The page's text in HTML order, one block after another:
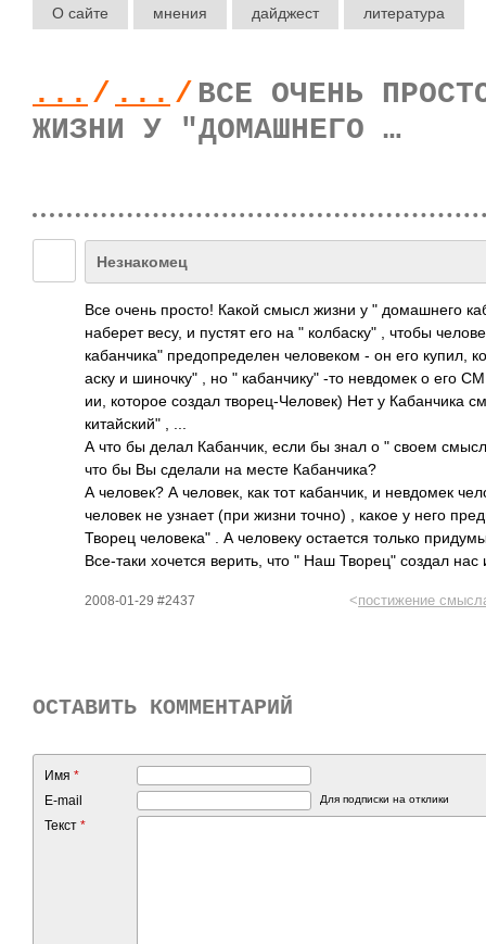
О сайте мнения дайджест литература
... / ... / ВСЕ ОЧЕНЬ
ЖИЗНИ У "ДОМАШНЕГО …
Незнакомец
Все очень просто! Какой смысл жизни у " дома­шнего
наберет весу, и пустят его на " колбаску" , чтобы
кабанчика" пред­опре­делен чело­веком - он его купил,
аску и шиночку" , но " кабанчику" -то невд­омек о его
ии, которое создал твор­ец-Ч­елов­ек) Нет у Каба­нчика
китайский" , ...
А что бы делал Каба­нчик, если бы знал о " своем
что бы Вы сделали на месте Каба­нчика?
А чело­век? А чело­век, как тот каба­нчик, и невд­омек
человек не узнает (при жизни точно) , какое у него
Творец человека" . А чело­веку оста­ется только
Все-­таки хочется верить, что " Наш Творец" создал
2008-01-29 #2437 <постижение
ОСТАВИТЬ КОММЕНТАРИЙ
Имя *
E-mail
Для подписки на отклики
Текст *